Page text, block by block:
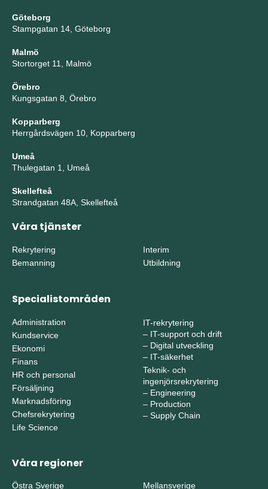
Göteborg
Stampgatan 14, Göteborg
Malmö
Stortorget 11, Malmö
Örebro
Kungsgatan 8, Örebro
Kopparberg
Herrgårdsvägen 10, Kopparberg
Umeå
Thulegatan 1, Umeå
Skellefteå
Strandgatan 48A, Skellefteå
Våra tjänster
Rekrytering
Bemanning
Interim
Utbildning
Specialistområden
Administration
Kundservice
Ekonomi
Finans
HR och personal
Försäljning
Marknadsföring
Chefsrekrytering
Life Science
IT-rekrytering
– IT-support och drift
– Digital utveckling
– IT-säkerhet
Teknik- och
ingenjörsrekrytering
– Engineering
– Production
– Supply Chain
Våra regioner
Östra Sverige Mellansverige